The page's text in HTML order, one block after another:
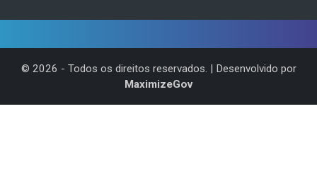
© 2026 - Todos os direitos reservados. | Desenvolvido por
MaximizeGov